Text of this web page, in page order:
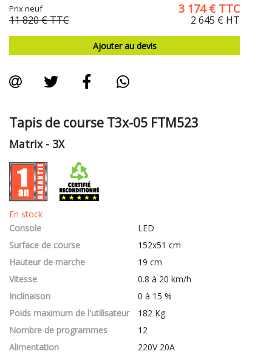
Tapis de course T3x-05 FTM523
Matrix- 3X
En stock
Console
LED
Surface de course
152x51 cm
Hauteur de marche
19 cm
Vitesse
0.8 à 20 km/h
Inclinaison
0 à 15 %
Poids maximum de l'utilisateur
182 Kg
Nombre de programmes
12
Alimentation
220V 20A
Prix neuf
11 820 €TTC
3 174 € TTC
2 645 € HT
Ajouter au devis